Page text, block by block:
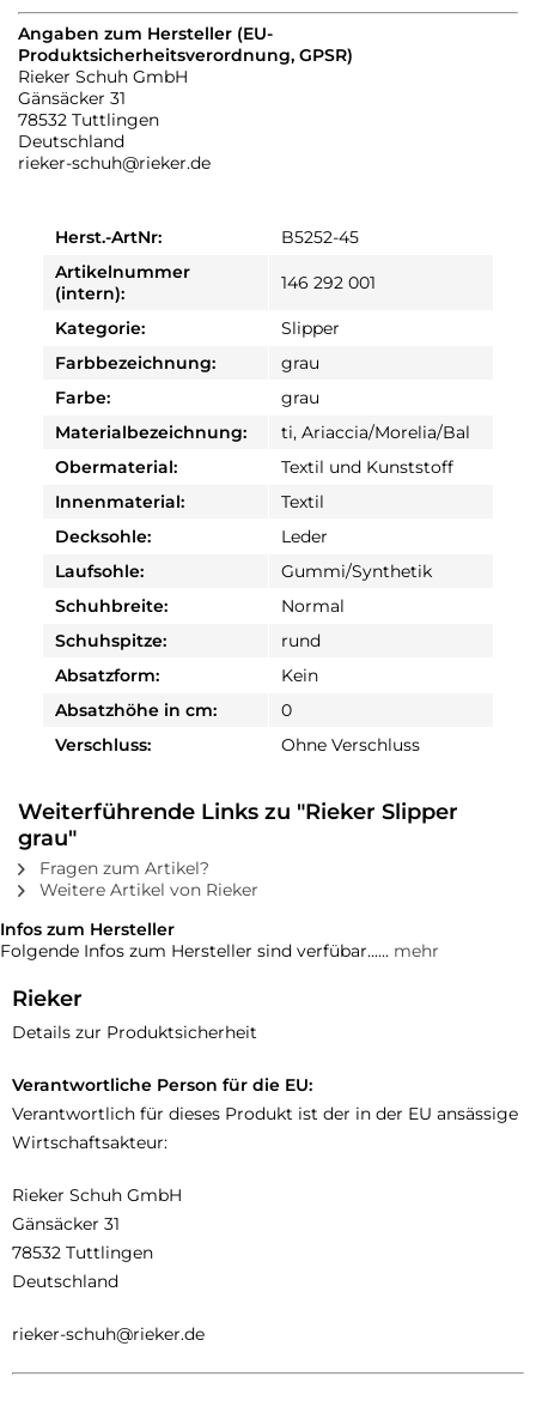
Angaben zum Hersteller (EU-
Produktsicherheitsverordnung, GPSR)
Rieker Schuh GmbH
Gänsäcker 31
78532 Tuttlingen
Deutschland
rieker-schuh@rieker.de
Herst.-ArtNr:
B5252-45
Artikelnummer
(intern):
146 292 001
Kategorie:
Slipper
Farbbezeichnung:
grau
Farbe:
grau
Materialbezeichnung:
ti, Ariaccia/Morelia/Bal
Obermaterial:
Textil und Kunststoff
Innenmaterial:
Textil
Decksohle:
Leder
Laufsohle:
Gummi/Synthetik
Schuhbreite:
Normal
Schuhspitze:
rund
Absatzform:
Kein
Absatzhöhe in cm:
0
Verschluss:
Ohne Verschluss
Weiterführende Links zu "Rieker Slipper
grau"
Fragen zum Artikel?
Weitere Artikel von Rieker
Infos zum Hersteller
Folgende Infos zum Hersteller sind verfübar...... mehr
Rieker
Details zur Produktsicherheit
Verantwortliche Person für die EU:
Verantwortlich für dieses Produkt ist der in der EU ansässige
Wirtschaftsakteur:
Rieker Schuh GmbH
Gänsäcker 31
78532 Tuttlingen
Deutschland
rieker-schuh@rieker.de